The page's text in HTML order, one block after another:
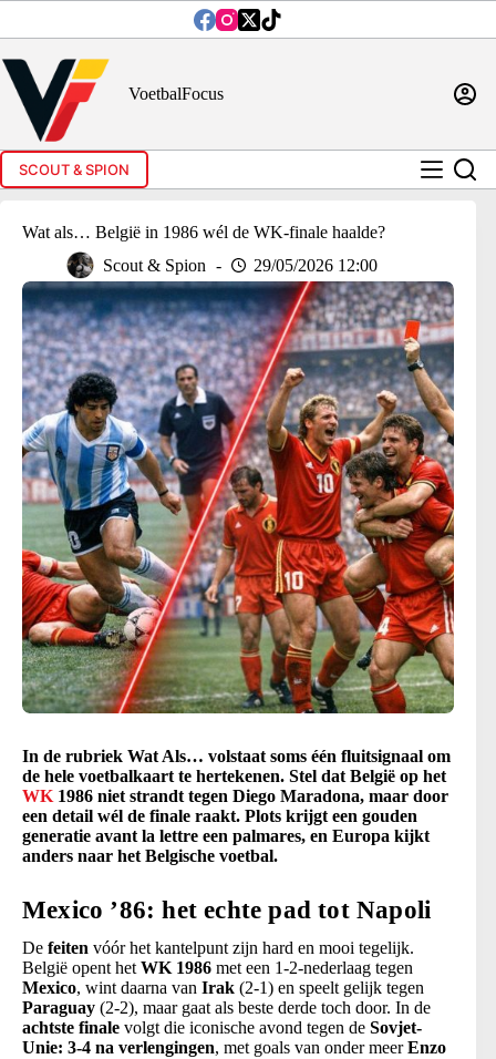
inhoud
VoetbalFocus
SCOUT & SPION
Wat als… België in 1986 wél de WK-finale haalde?
Scout & Spion
29/05/2026 12:00
In de rubriek Wat Als… volstaat soms één fluitsignaal om
de hele voetbalkaart te hertekenen. Stel dat België op het
WK 1986 niet strandt tegen Diego Maradona, maar door
een detail wél de finale raakt. Plots krijgt een gouden
generatie avant la lettre een palmares, en Europa kijkt
anders naar het Belgische voetbal.
Mexico ’86: het echte pad tot Napoli
De feiten vóór het kantelpunt zijn hard en mooi tegelijk.
België opent het WK 1986 met een 1-2-nederlaag tegen
Mexico, wint daarna van Irak (2-1) en speelt gelijk tegen
Paraguay (2-2), maar gaat als beste derde toch door. In de
achtste finale volgt die iconische avond tegen de Sovjet-
Unie: 3-4 na verlengingen, met goals van onder meerEnzo